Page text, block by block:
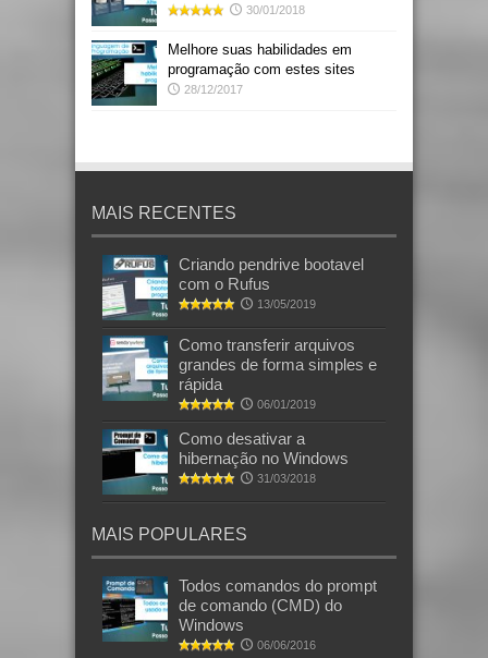
30/01/2018
Melhore suas habilidades em
programação com estes sites
28/12/2017
MAIS RECENTES
Criando pendrive bootavel
com o Rufus
13/05/2019
Como transferir arquivos
grandes de forma simples e
rápida
06/01/2019
Como desativar a
hibernação no Windows
31/03/2018
MAIS POPULARES
Todos comandos do prompt
de comando (CMD) do
Windows
06/06/2016